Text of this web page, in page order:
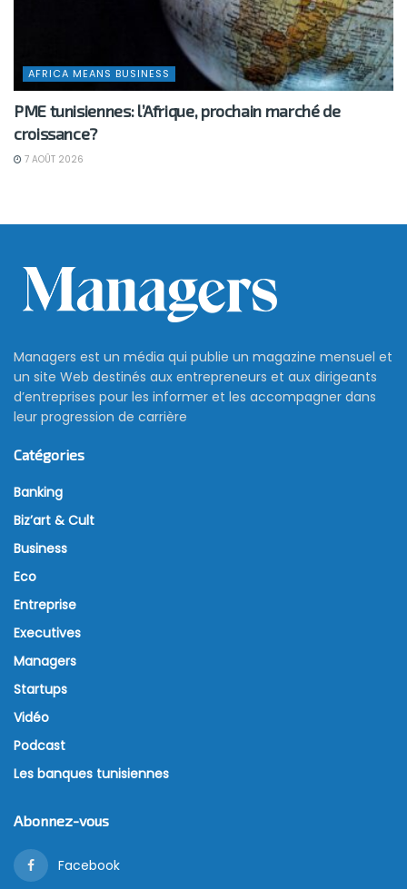
AFRICA MEANS BUSINESS
PME tunisiennes: l’Afrique, prochain marché de
croissance?
7 AOÛT 2026
Managers est un média qui publie un magazine mensuel et
un site Web destinés aux entrepreneurs et aux dirigeants
d’entreprises pour les informer et les accompagner dans
leur progression de carrière
Catégories
Banking
Biz’art & Cult
Business
Eco
Entreprise
Executives
Managers
Startups
Vidéo
Podcast
Les banques tunisiennes
Abonnez-vous
Facebook